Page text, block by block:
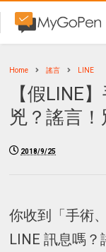
Home 謠言 LINE
【假LINE
兇？謠言
2018/9/25
你收到「手術
LINE 訊息嗎